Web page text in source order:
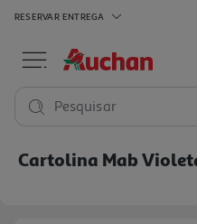
RESERVAR ENTREGA
Pesquisar
Cartolina Mab